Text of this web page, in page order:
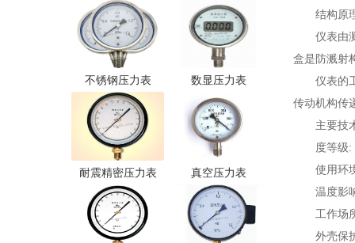
不锈钢压力表 数显压力表
耐震精密压力表 真空压力表
结构原
仪表由
盒是防溅射
仪表的
传动机构传
主要技
度等级:
使用环
温度影
工作场
外壳保